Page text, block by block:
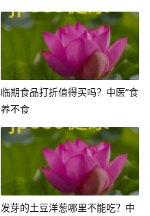
临期食品打折值得买吗？中医“食
养不食
发芽的土豆洋葱哪里不能吃？中